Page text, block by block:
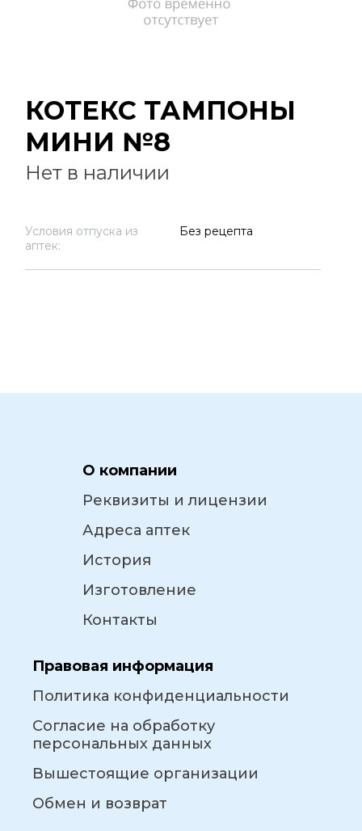
КОТЕКС ТАМПОНЫ
МИНИ №8
Нет в наличии
Условия отпуска из
аптек:
Без рецепта
О компании
Реквизиты и лицензии
Адреса аптек
История
Изготовление
Контакты
Правовая информация
Политика конфиденциальности
Согласие на обработку
персональных данных
Вышестоящие организации
Обмен и возврат